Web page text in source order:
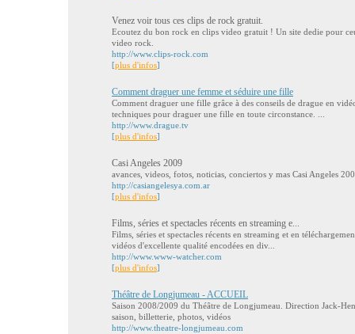
Venez voir tous ces clips de rock gratuit.
Ecoutez du bon rock en clips video gratuit ! Un site dedie pour
video rock.
http://www.clips-rock.com
[plus d'infos]
Comment draguer une femme et séduire une fille
Comment draguer une fille grâce à des conseils de drague en
techniques pour draguer une fille en toute circonstance. ...
http://www.drague.tv
[plus d'infos]
Casi Angeles 2009
avances, videos, fotos, noticias, conciertos y mas Casi Angeles
http://casiangelesya.com.ar
[plus d'infos]
Films, séries et spectacles récents en streaming e...
Films, séries et spectacles récents en streaming et en
vidéos d'excellente qualité encodées en div...
http://www.www-watcher.com
[plus d'infos]
Théâtre de Longjumeau - ACCUEIL
Saison 2008/2009 du Théâtre de Longjumeau. Direction Jack-
saison, billetterie, photos, vidéos
http://www.theatre-longjumeau.com